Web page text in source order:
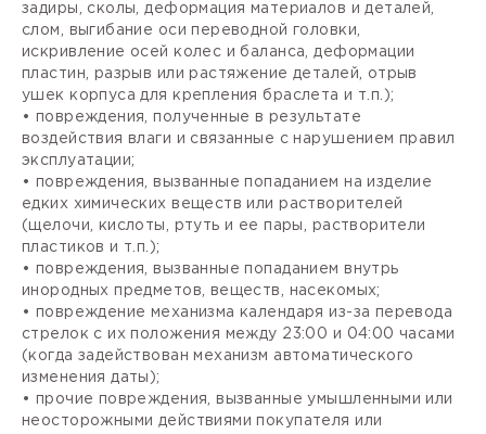
задиры, сколы, деформация материалов и деталей,
слом, выгибание оси переводной головки,
искривление осей колес и баланса, деформации
пластин, разрыв или растяжение деталей, отрыв
ушек корпуса для крепления браслета и т.п.);
• повреждения, полученные в результате
воздействия влаги и связанные с нарушением правил
эксплуатации;
• повреждения, вызванные попаданием на изделие
едких химических веществ или растворителей
(щелочи, кислоты, ртуть и ее пары, растворители
пластиков и т.п.);
• повреждения, вызванные попаданием внутрь
инородных предметов, веществ, насекомых;
• повреждение механизма календаря из-за перевода
стрелок с их положения между 23:00 и 04:00 часами
(когда задействован механизм автоматического
изменения даты);
• прочие повреждения, вызванные умышленными или
неосторожными действиями покупателя или